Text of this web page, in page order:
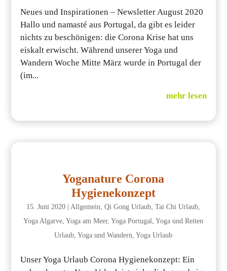
Neues und Inspirationen – Newsletter August 2020
Hallo und namasté aus Portugal, da gibt es leider
nichts zu beschönigen: die Corona Krise hat uns
eiskalt erwischt. Während unserer Yoga und
Wandern Woche Mitte März wurde in Portugal der
(im...
mehr lesen
Yoganature Corona
Hygienekonzept
15. Juni 2020 |Allgemein,Qi Gong Urlaub,Tai Chi Urlaub,
Yoga Algarve,Yoga am Meer,Yoga Portugal,Yoga und Reiten
Urlaub,Yoga und Wandern,Yoga Urlaub
Unser Yoga Urlaub Corona Hygienekonzept: Ein